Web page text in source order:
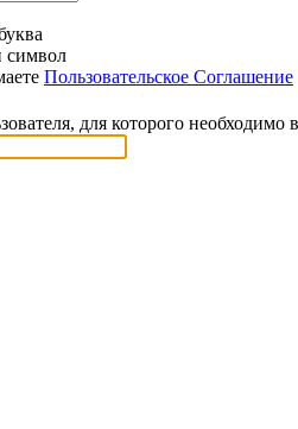
символ
Пользовательское Соглашение
для которого необходимо